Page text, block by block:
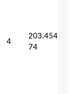
4
203.454
74